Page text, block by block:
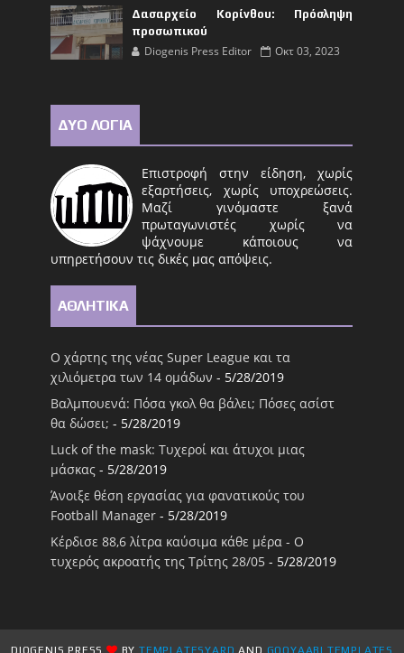
Δασαρχείο Κορίνθου: Πρόσληψη
προσωπικού
Diogenis Press Editor Οκτ 03, 2023
ΔΥΟ ΛΟΓΙΑ
Επιστροφή στην είδηση, χωρίς
εξαρτήσεις, χωρίς υποχρεώσεις.
Μαζί γινόμαστε ξανά
πρωταγωνιστές χωρίς να
ψάχνουμε κάποιους να
υπηρετήσουν τις δικές μας απόψεις.
ΑΘΛΗΤΙΚΑ
Ο χάρτης της νέας Super League και τα
χιλιόμετρα των 14 ομάδων - 5/28/2019
Βαλμπουενά: Πόσα γκολ θα βάλει; Πόσες ασίστ
θα δώσει; - 5/28/2019
Luck of the mask: Τυχεροί και άτυχοι μιας
μάσκας - 5/28/2019
Άνοιξε θέση εργασίας για φανατικούς του
Football Μanager - 5/28/2019
Κέρδισε 88,6 λίτρα καύσιμα κάθε μέρα - Ο
τυχερός ακροατής της Τρίτης 28/05 - 5/28/2019
DIOGENIS PRESS BYTEMPLATESYARD AND GOOYAABI TEMPLATES